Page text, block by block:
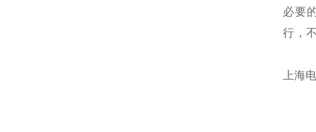
必要
行，
上海